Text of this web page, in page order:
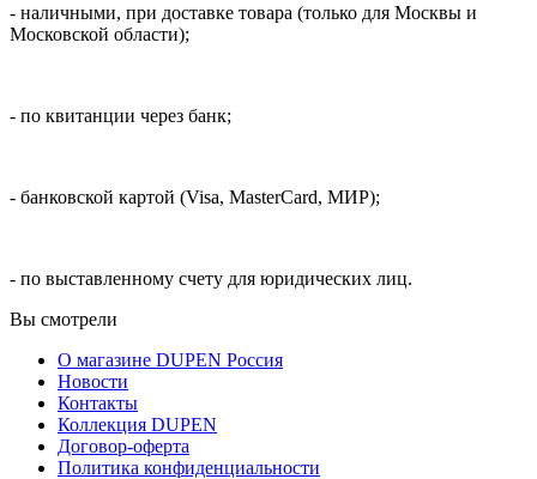
- наличными, при доставке товара (только для Москвы и
Московской области);
- по квитанции через банк;
- банковской картой (Visa, MasterCard, МИР);
- по выставленному счету для юридических лиц.
Вы смотрели
О магазине DUPEN Россия
Новости
Контакты
Коллекция DUPEN
Договор-оферта
Политика конфиденциальности